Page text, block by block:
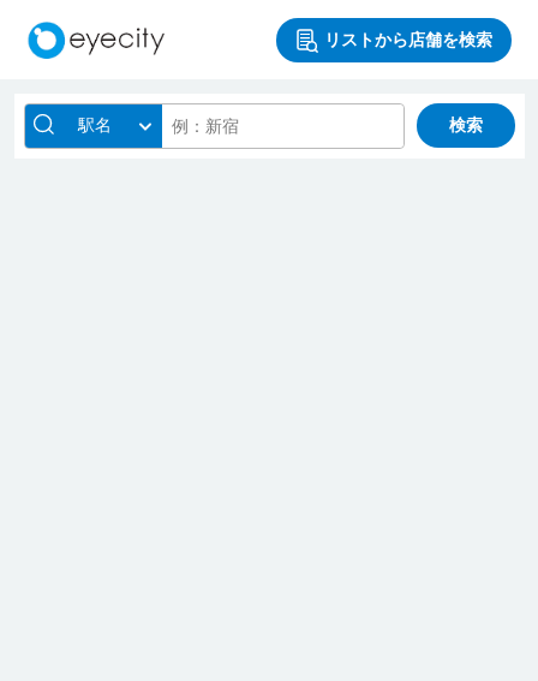
リストから店舗を検索
駅名 検索